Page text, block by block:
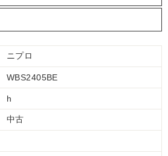
ニプロ
WBS2405BE
h
中古